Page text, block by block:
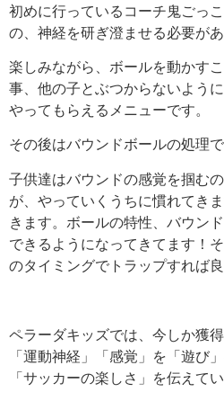
初めに行っているコーチ鬼ごっ
の、神経を研ぎ澄ませる必要があ
楽しみながら、ボールを動かす
事、他の子とぶつからないよう
やってもらえるメニューです。
その後はバウンドボールの処理で
子供達はバウンドの感覚を掴む
が、やっていくうちに慣れてき
きます。ボールの特性、バウン
できるようになってきてます！
のタイミングでトラップすれば
ペラーダキッズでは、今しか獲
「運動神経」「感覚」を「遊び
「サッカーの楽しさ」を伝えてい